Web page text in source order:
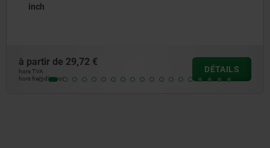
à partir de
hors frais d’envoi